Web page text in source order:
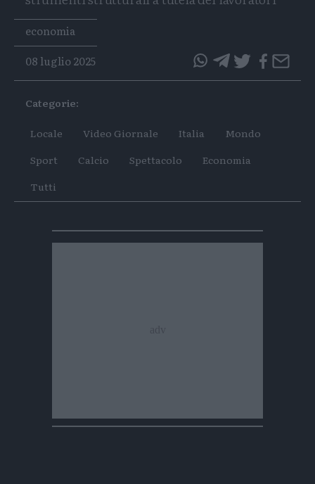
Tags
economia
08 luglio 2025
questoquesto
Categorie:
Locale Video Giornale Italia
Mondo
Sport
Calcio Spettacolo
Economia
Tutti